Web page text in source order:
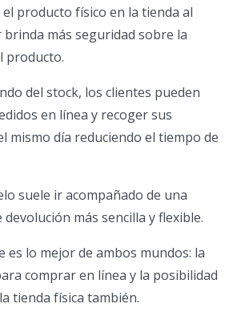
producto físico en la tienda al
brinda más seguridad sobre la
producto.
del stock, los clientes pueden
en línea y recoger sus
mismo día reduciendo el tiempo de
suele ir acompañado de una
devolución más sencilla y flexible.
es lo mejor de ambos mundos: la
comprar en línea y la posibilidad
tienda física también.